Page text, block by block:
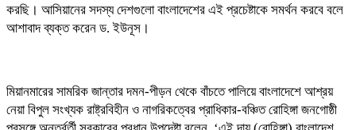
করছি। আসিয়ানের সদস্য দেশগুলো বাংলাদেশের এই প্রচেষ্টাকে সমর্থন করবে বলে
আশাবাদ ব্যক্ত করেন ড. ইউনূস।
মিয়ানমারের সামরিক জান্তার দমন-পীড়ন থেকে বাঁচতে পালিয়ে বাংলাদেশে আশ্রয়
নেয়া বিপুল সংখ্যক রাষ্ট্রবিহীন ও নাগরিকত্বের প্রাধিকার-বঞ্চিত রোহিঙ্গা জনগোষ্ঠী